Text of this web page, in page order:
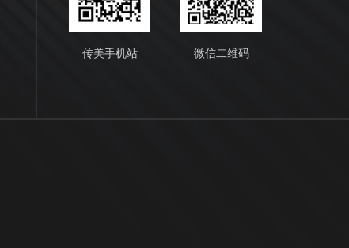
传美手机站 微信二维码